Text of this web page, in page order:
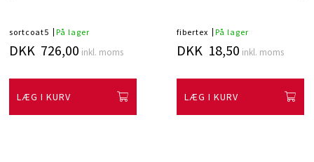
sortcoat5 På lager
DKK 726,00 inkl. moms
LÆG I KURV
fibertex På lager
DKK 18,50 inkl. moms
LÆG I KURV